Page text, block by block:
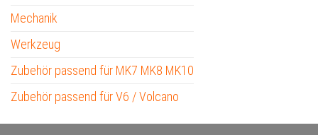
Mechanik
Werkzeug
Zubehör passend für MK7 MK8 MK10
Zubehör passend für V6 / Volcano